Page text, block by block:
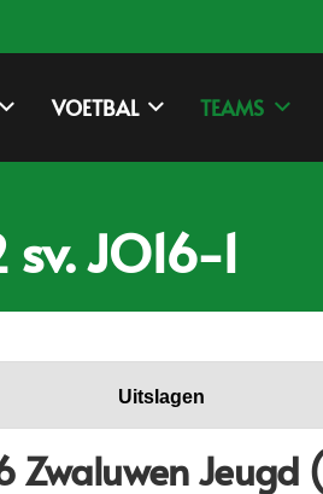
VOETBAL TEAMS
JO16-1
Uitslagen
Jeugd